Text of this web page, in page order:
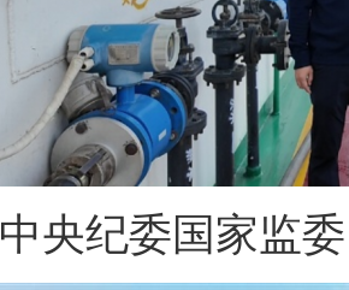
中央纪委国家监